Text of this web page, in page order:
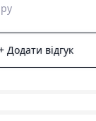
Додати відгук